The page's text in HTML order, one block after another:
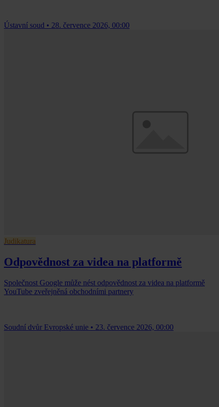
Ústavní soud • 28. července 2026, 00:00
Judikatura
Odpovědnost za videa na platformě
Společnost Google může nést odpovědnost za videa na platformě
YouTube zveřejněná obchodními partnery
Soudní dvůr Evropské unie • 23. července 2026, 00:00